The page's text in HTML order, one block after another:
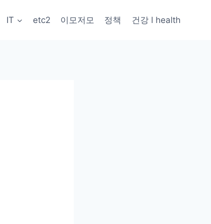
IT etc2 이모저모 정책 건강 l health